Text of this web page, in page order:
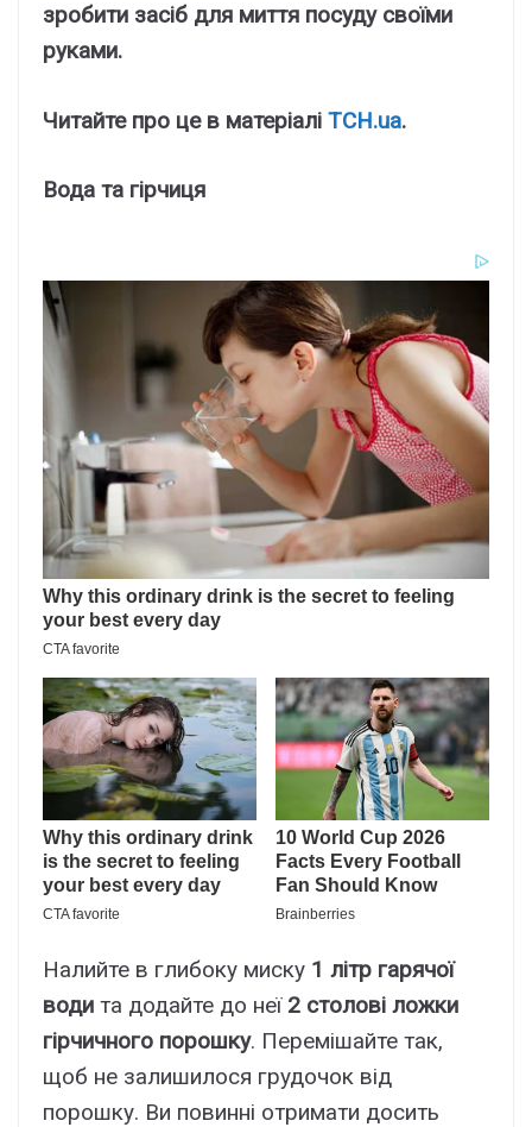
зробити засіб для миття посуду своїми
руками.
Читайте про це в матеріалі ТСН.ua.
Вода та гірчиця
Налийте в глибоку миску 1 літр гарячої
води та додайте до неї 2 столові ложки
гірчичного порошку. Перемішайте так,
щоб не залишилося грудочок від
порошку. Ви повинні отримати досить